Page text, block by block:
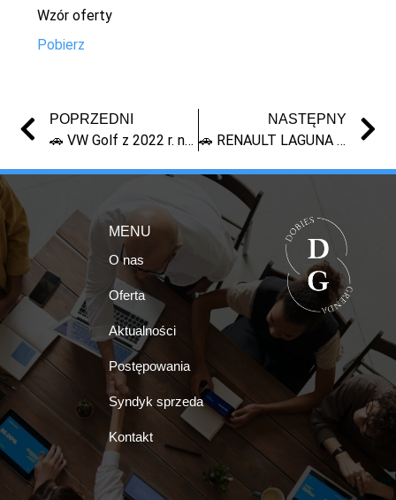
Wzór oferty
Pobierz
POPRZEDNI
🚗 VW Golf z 2022 r. na sprzedaż – syndyk | masa upadłości | licytacja
NASTĘPNY
🚗 RENAULT LAGUNA 2000 • SPRZEDAŻ UDZIAŁU 1/2 • SYNDYK
MENU
O nas
Oferta
Aktualności
Postępowania
Syndyk sprzeda
Kontakt